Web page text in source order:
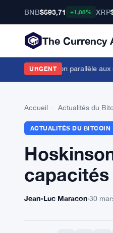
BNB$593,71 +1,08% XRP
The Currency
URGENT
offre l'exécution parallèle aux
Accueil Actualités du
ACTUALITÉS DU BITCOIN
Jean-Luc Maracon·30